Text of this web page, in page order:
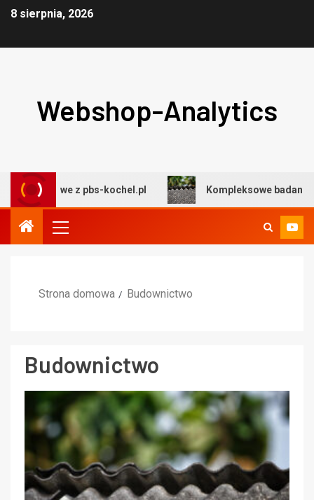
8 sierpnia, 2026
Webshop-Analytics
z pbs-kochel.pl Kompleksowe badania
Strona domowa Budownictwo
Budownictwo